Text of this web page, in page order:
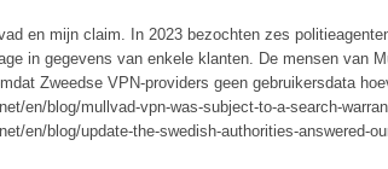
en mijn claim. In 2023 bezochten zes
in gegevens van enkele klanten. De mensen van
Zweedse VPN-providers geen gebruikersdata
en/blog/mullvad-vpn-was-subject-to-a-search-
en/blog/update-the-swedish-authorities-answered-